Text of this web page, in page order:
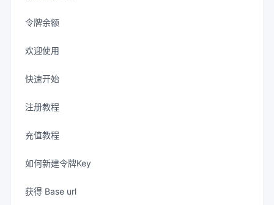
令牌余额
欢迎使用
快速开始
注册教程
充值教程
如何新建令牌Key
获得 Base url